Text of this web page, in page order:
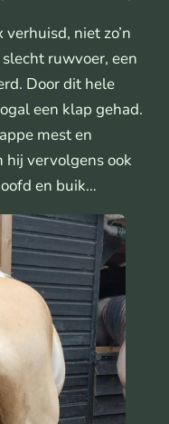
niet zo’n
ruwvoer, een
Door dit hele
een klap gehad.
mest en
hij vervolgens ook
en buik…